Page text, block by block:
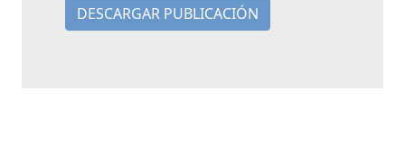
DESCARGAR PUBLICACIÓN